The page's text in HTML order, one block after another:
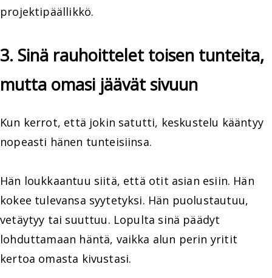
projektipäällikkö.
3. Sinä rauhoittelet toisen tunteita,
mutta omasi jäävät sivuun
Kun kerrot, että jokin satutti, keskustelu kääntyy
nopeasti hänen tunteisiinsa.
Hän loukkaantuu siitä, että otit asian esiin. Hän
kokee tulevansa syytetyksi. Hän puolustautuu,
vetäytyy tai suuttuu. Lopulta sinä päädyt
lohduttamaan häntä, vaikka alun perin yritit
kertoa omasta kivustasi.